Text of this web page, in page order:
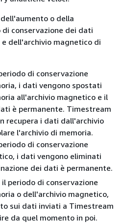
o della
conservazione dei dati
dell'archivio magnetico di
di conservazione
i dati vengono spostati
all'archivio magnetico e il
è permanente. Timestream
recupera i dati dall'archivio
l'archivio di memoria.
di conservazione
i dati vengono eliminati
dei dati è permanente.
periodo di conservazione
o dell'archivio magnetico,
sui dati inviati a Timestream
da quel momento in poi.